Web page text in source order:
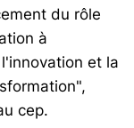
du rôle
à
et la
cep.